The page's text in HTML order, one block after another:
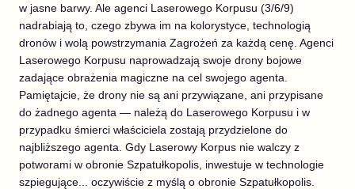
w jasne barwy. Ale agenci Laserowego Korpusu (3/6/9)
nadrabiają to, czego zbywa im na kolorystyce, technologią
dronów i wolą powstrzymania Zagrożeń za każdą cenę. Agenci
Laserowego Korpusu naprowadzają swoje drony bojowe
zadające obrażenia magiczne na cel swojego agenta.
Pamiętajcie, że drony nie są ani przywiązane, ani przypisane
do żadnego agenta — należą do Laserowego Korpusu i w
przypadku śmierci właściciela zostają przydzielone do
najbliższego agenta. Gdy Laserowy Korpus nie walczy z
potworami w obronie Szpatułkopolis, inwestuje w technologie
szpiegujące... oczywiście z myślą o obronie Szpatułkopolis.